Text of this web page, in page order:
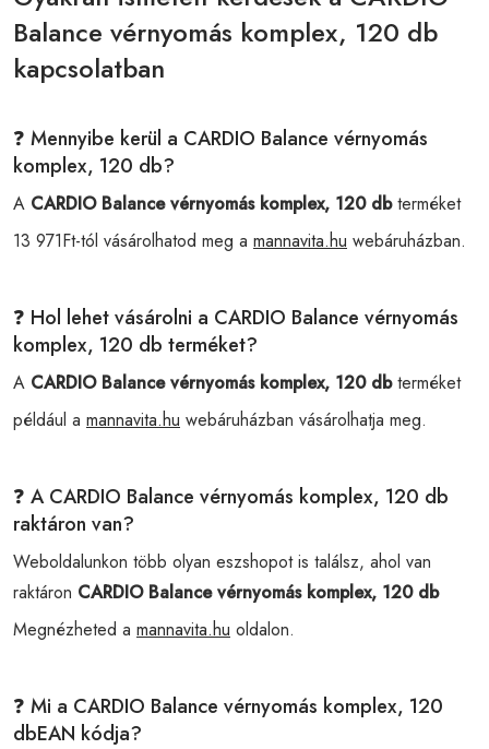
Balance vérnyomás komplex, 120 db
kapcsolatban
❓ Mennyibe kerül a CARDIO Balance vérnyomás
komplex, 120 db?
A CARDIO Balance vérnyomás komplex, 120 dbterméket
13 971Ft-tól vásárolhatod meg a mannavita.hu webáruházban.
❓ Hol lehet vásárolni a CARDIO Balance vérnyomás
komplex, 120 db terméket?
A CARDIO Balance vérnyomás komplex, 120 dbterméket
például a mannavita.hu webáruházban vásárolhatja meg.
❓ A CARDIO Balance vérnyomás komplex, 120 db
raktáron van?
Weboldalunkon több olyan eszshopot is találsz, ahol van
raktáron CARDIO Balance vérnyomás komplex, 120 db
Megnézheted a mannavita.hu oldalon.
❓ Mi a CARDIO Balance vérnyomás komplex, 120
dbEAN kódja?